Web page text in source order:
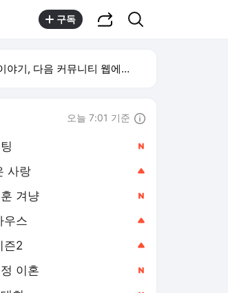
구독
기, 다음 커뮤니티 웹에서 보기
오늘 7:01 기준
사랑
우스
즌2
이혼